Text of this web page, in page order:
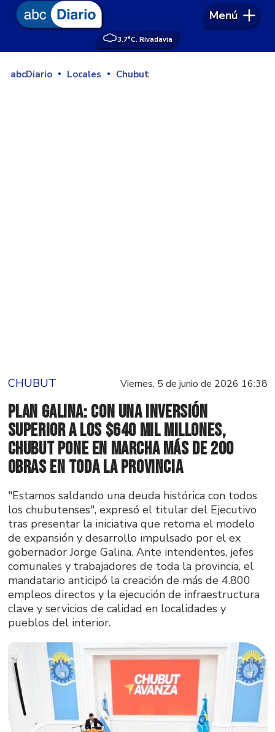
3.7°C. Rivadavia
Menú
abcDiario Locales Chubut
CHUBUT Viernes, 5 de junio de 2026 16:38
Plan Galina: Con una inversión
superior a los $640 mil millones,
Chubut pone en marcha más de 200
obras en toda la provincia
"Estamos saldando una deuda histórica con todos
los chubutenses", expresó el titular del Ejecutivo
tras presentar la iniciativa que retoma el modelo
de expansión y desarrollo impulsado por el ex
gobernador Jorge Galina. Ante intendentes, jefes
comunales y trabajadores de toda la provincia, el
mandatario anticipó la creación de más de 4.800
empleos directos y la ejecución de infraestructura
clave y servicios de calidad en localidades y
pueblos del interior.